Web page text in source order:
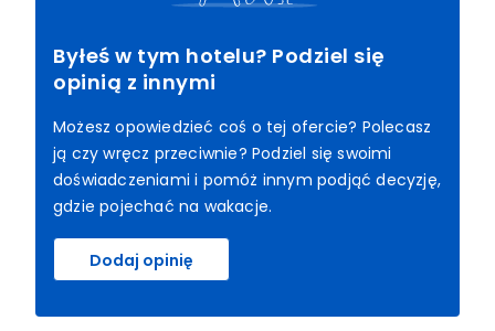
Byłeś w tym hotelu? Podziel się
opinią z innymi
Możesz opowiedzieć coś o tej ofercie? Polecasz
ją czy wręcz przeciwnie? Podziel się swoimi
doświadczeniami i pomóż innym podjąć decyzję,
gdzie pojechać na wakacje.
Dodaj opinię